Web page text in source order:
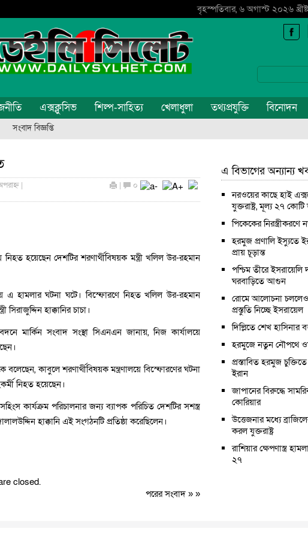
বৃহস্পতিবার, ৬ অগাস্ট ২০২৬
এক্সক্লুসিভ শিল্প-সাহিত্য খেলাধুলা তথ্যপ্রযুক্তি বিনোদন
সংবাদ বিজ্ঞপ্তি
|
| ০
হয়েছেন দেশটির শরণার্থীবিষয়ক মন্ত্রী খলিল উর-রহমান
এ হামলার ঘটনা ঘটে। বিস্ফোরণে নিহত খলিল উর-রহমান
সিরাজুদ্দিন হাক্কানির চাচা।
মার্কিন সংবাদ সংস্থা সিএনএন জানায়, নিজ কার্যালয়ে
কাবুলে শরণার্থীবিষয়ক মন্ত্রণালয়ে বিস্ফোরণের ঘটনা
নিহত হয়েছেন।
কার্যক্রম পরিচালনার জন্য ব্যাপক পরিচিত দেশটির সশস্ত্র
হাক্কানি এই সংগঠনটি প্রতিষ্ঠা করেছিলেন।
closed.
পরের সংবাদ » »
এ বিভাগের অন্যান্য
নরওয়ের কাছে হাই
যুক্তরাষ্ট্র, মূল্য ২৭
পিকেকের
হরমুজ প্রণালি ইস্যুতে
প্রায় চূড়ান্ত
পশ্চিম তীরে
ঘরবাড়িতে আগুন
রোমে আলোচনা চললেও
প্রস্তুতি নিচ্ছে ইসরায়েল
দিল্লিতে শেখ হাসিনার
হরমুজে নতুন নৌপথে
প্রস্তাবিত হরমুজ চুক্তিতে
ইরান
জাপানের বিরুদ্ধে
কোরিয়ার
উত্তেজনার মধ্যে
করল যুক্তরাষ্ট্র
রাশিয়ার ক্ষেপণাস্ত্র
২৭